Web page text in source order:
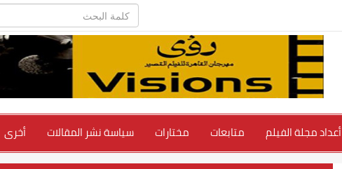
أعداد مجلة الفيلم متابعات مختارات سياسة نشر المقالات أخرى